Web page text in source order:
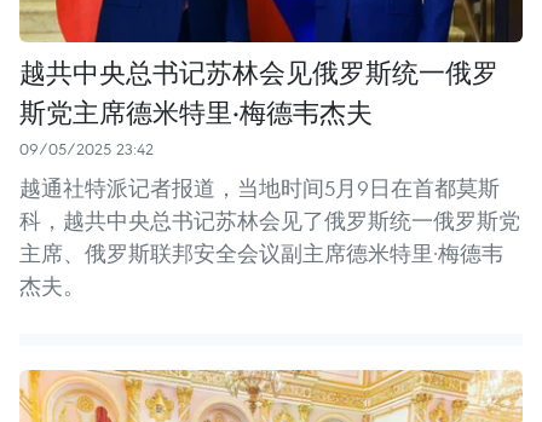
越共中央总书记苏林会见俄罗斯统一俄罗
斯党主席德米特里·梅德韦杰夫
09/05/2025 23:42
越通社特派记者报道，当地时间5月9日在首都莫斯
科，越共中央总书记苏林会见了俄罗斯统一俄罗斯党
主席、俄罗斯联邦安全会议副主席德米特里·梅德韦
杰夫。